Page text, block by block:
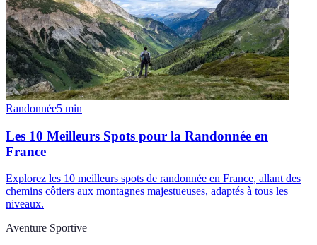
Randonnée5 min
Les 10 Meilleurs Spots pour la Randonnée en
France
Explorez les 10 meilleurs spots de randonnée en France, allant des
chemins côtiers aux montagnes majestueuses, adaptés à tous les
niveaux.
Aventure Sportive